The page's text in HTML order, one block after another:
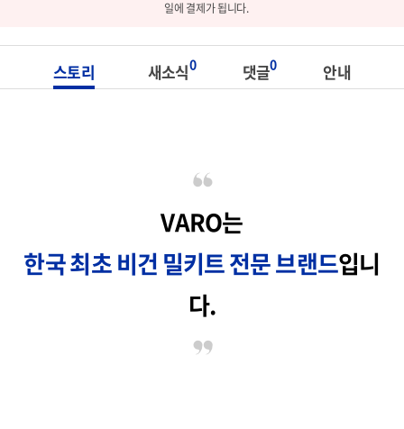
일에 결제가 됩니다.
스토리 새소식0 댓글0 안내
VARO는
한국 최초 비건 밀키트 전문 브랜드입니
다.